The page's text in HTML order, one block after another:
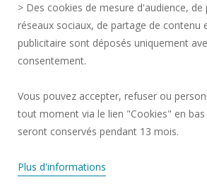
ACCESSIBILITÉ
GESTION DES COOKIES
Rejoignez-nous!
Une
notre
équipes
surement
> Des cookies de mesure d'audience, de
réseaux sociaux, de partage de contenu
publicitaire sont déposés uniquement
consentement.
Vous pouvez accepter, refuser ou
tout moment via le lien "Cookies" en bas
seront conservés pendant 13 mois.
Plus d'informations